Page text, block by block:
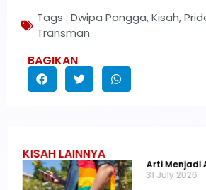
Tags : Dwipa Pangga,Kisah,
Transman
BAGIKAN
KISAH LAINNYA
Arti Menjadi
31 July 2026